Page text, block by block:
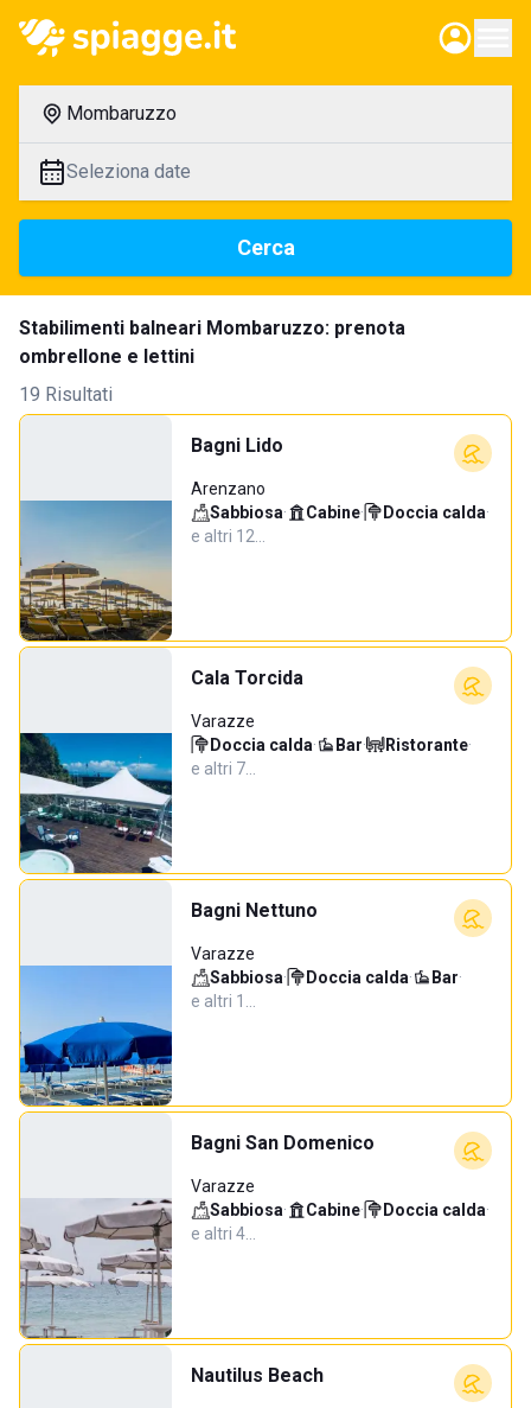
Mombaruzzo
Seleziona date
Cerca
Stabilimenti balneari Mombaruzzo: prenota
ombrellone e lettini
19 Risultati
Bagni Lido
Arenzano
Sabbiosa· Cabine· Doccia calda·
e altri 12…
Cala Torcida
Varazze
Doccia calda· Bar· Ristorante·
e altri 7…
Bagni Nettuno
Varazze
Sabbiosa· Doccia calda· Bar·
e altri 1…
Bagni San Domenico
Varazze
Sabbiosa· Cabine· Doccia calda·
e altri 4…
Nautilus Beach